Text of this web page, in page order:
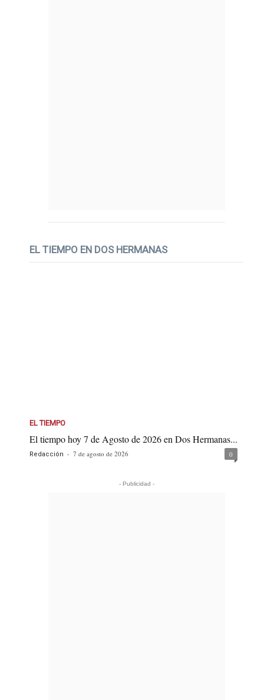
EL TIEMPO EN DOS HERMANAS
EL TIEMPO
El tiempo hoy 7 de Agosto de 2026 en Dos Hermanas...
Redacción - 7 de agosto de 2026 0
- Publicidad -